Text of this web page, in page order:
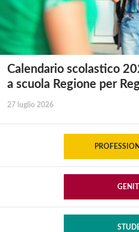
Calendario scolastico
a scuola Regione per
27 luglio 2026